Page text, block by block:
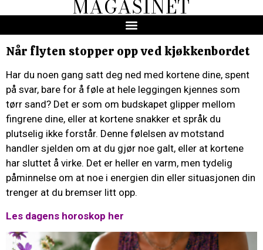
MAGASINET
Når flyten stopper opp ved kjøkkenbordet
Har du noen gang satt deg ned med kortene dine, spent
på svar, bare for å føle at hele leggingen kjennes som
tørr sand? Det er som om budskapet glipper mellom
fingrene dine, eller at kortene snakker et språk du
plutselig ikke forstår. Denne følelsen av motstand
handler sjelden om at du gjør noe galt, eller at kortene
har sluttet å virke. Det er heller en varm, men tydelig
påminnelse om at noe i energien din eller situasjonen din
trenger at du bremser litt opp.
Les dagens horoskop her